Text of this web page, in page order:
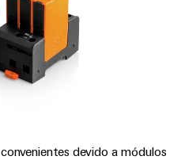
devido a módulos